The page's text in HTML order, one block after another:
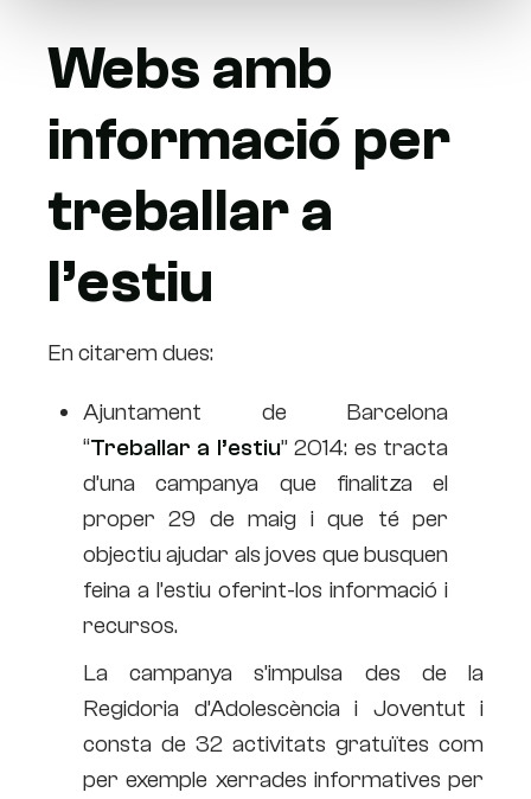
Webs amb
informació per
treballar a
l’estiu
En citarem dues:
Ajuntament de Barcelona
“Treballar a l’estiu” 2014: es tracta
d’una campanya que finalitza el
proper 29 de maig i que té per
objectiu ajudar als joves que busquen
feina a l’estiu oferint-los informació i
recursos.
La campanya s’impulsa des de la
Regidoria d’Adolescència i Joventut i
consta de 32 activitats gratuïtes com
per exemple xerrades informatives per